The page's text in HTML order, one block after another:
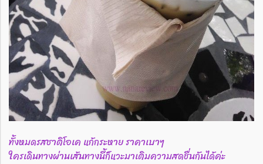
ทั้งหมดรสชาติโอเค แก้กระหาย ราคาเบาๆ
ใครเดินทางผ่านเส้นทางนี้ก็แวะมาเติมความสดชื่นกันได้ค่ะ